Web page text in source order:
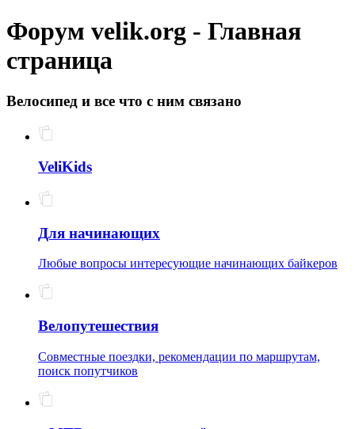
Форум velik.org - Главная
страница
Велосипед и все что с ним связано
VeliKids
Для начинающих
Любые вопросы интересующие начинающих байкеров
Велопутешествия
Совместные поездки, рекомендации по маршрутам,
поиск попутчиков